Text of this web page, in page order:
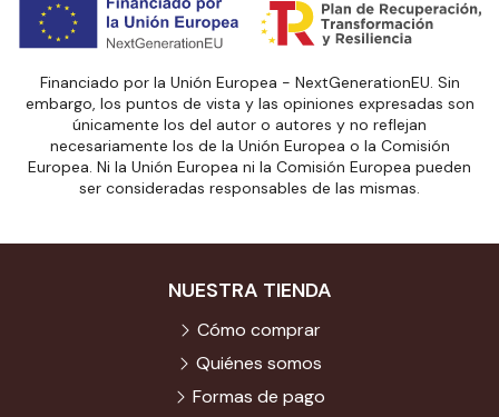
Financiado por la Unión Europea - NextGenerationEU. Sin
embargo, los puntos de vista y las opiniones expresadas son
únicamente los del autor o autores y no reflejan
necesariamente los de la Unión Europea o la Comisión
Europea. Ni la Unión Europea ni la Comisión Europea pueden
ser consideradas responsables de las mismas.
NUESTRA TIENDA
Cómo comprar
Quiénes somos
Formas de pago